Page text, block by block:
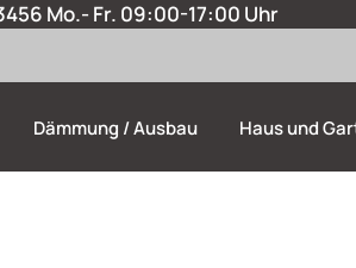
Mo.- Fr. 09:00-17:00 Uhr
Dämmung / Ausbau Haus und